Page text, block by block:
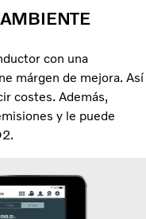
con una
márgen de mejora. Así
costes. Además,
y le puede